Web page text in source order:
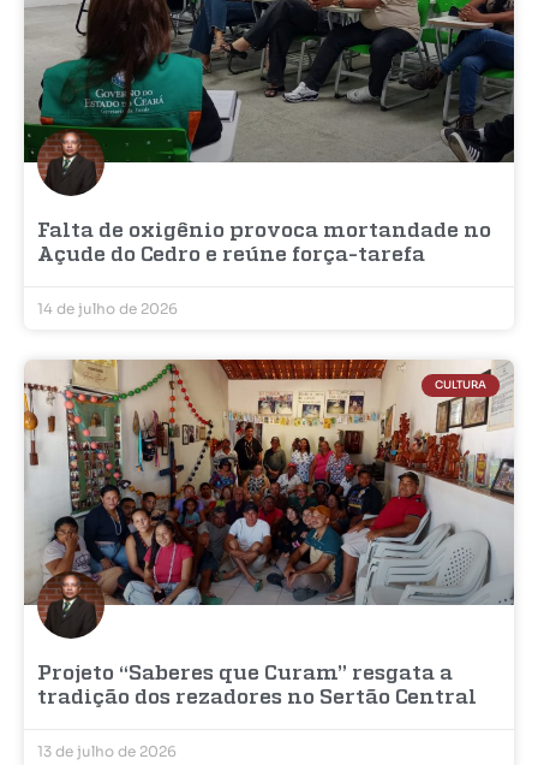
Falta de oxigênio provoca mortandade no
Açude do Cedro e reúne força-tarefa
14 de julho de 2026
CULTURA
Projeto “Saberes que Curam” resgata a
tradição dos rezadores no Sertão Central
13 de julho de 2026